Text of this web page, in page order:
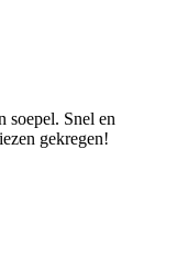
soepel. Snel en
gekregen!